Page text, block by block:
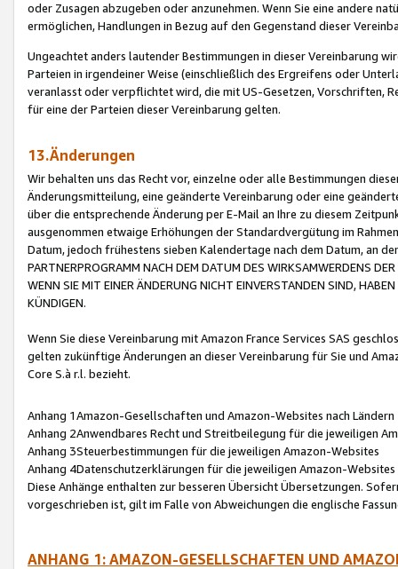
oder Zusagen abzugeben oder anzunehmen. Wenn Sie eine andere
ermöglichen, Handlungen in Bezug auf den Gegenstand dieser
Ungeachtet anders lautender Bestimmungen in dieser Vereinbarung
Parteien in irgendeiner Weise (einschließlich des Ergreifens oder
veranlasst oder verpflichtet wird, die mit US-Gesetzen, Vorschriften,
für eine der Parteien dieser Vereinbarung gelten.
13.Änderungen
Wir behalten uns das Recht vor, einzelne oder alle Bestimmungen
Änderungsmitteilung, eine geänderte Vereinbarung oder eine
über die entsprechende Änderung per E-Mail an Ihre zu diesem
ausgenommen etwaige Erhöhungen der Standardvergütung im
Datum, jedoch frühestens sieben Kalendertage nach dem Datum, an
PARTNERPROGRAMM NACH DEM DATUM DES WIRKSAMWERDENS
WENN SIE MIT EINER ÄNDERUNG NICHT EINVERSTANDEN SIND,
KÜNDIGEN.
Wenn Sie diese Vereinbarung mit Amazon France Services SAS
gelten zukünftige Änderungen an dieser Vereinbarung für Sie und
Core S.à r.l. bezieht.
Anhang 1Amazon-Gesellschaften und Amazon-Websites nach Ländern
Anhang 2Anwendbares Recht und Streitbeilegung für die jeweiligen
Anhang 3Steuerbestimmungen für die jeweiligen Amazon-Websites
Anhang 4Datenschutzerklärungen für die jeweiligen Amazon-Websites
Diese Anhänge enthalten zur besseren Übersicht Übersetzungen.
vorgeschrieben ist, gilt im Falle von Abweichungen die englische
ANHANG 1: AMAZON-GESELLSCHAFTEN UND